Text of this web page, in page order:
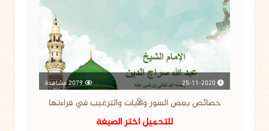
خصائص بعض السور والآيات والترغيب في قراءتها
للتحميل اختر الصيغة